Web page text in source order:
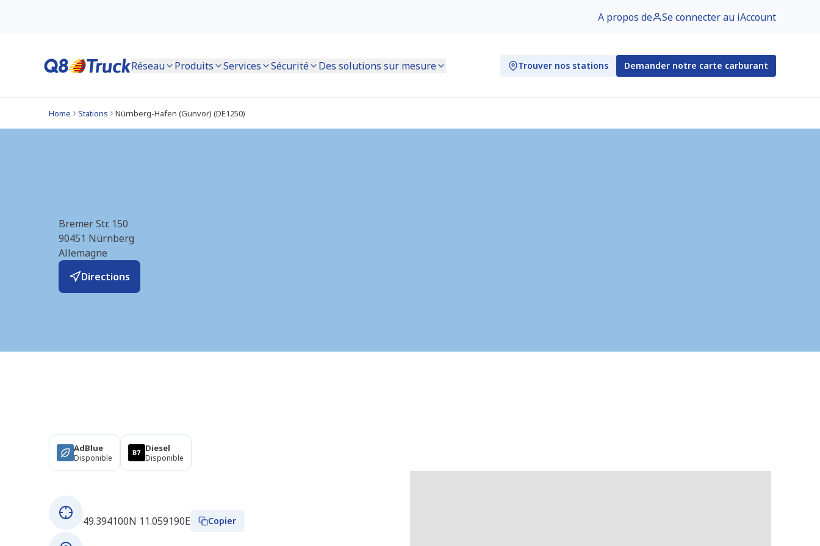
A propos de Se connecter au iAccount
Réseau Produits Services Sécurité Des solutions sur mesure Trouver nos stations Demander notre carte carburant
Home Stations Nürnberg-Hafen (Gunvor) (DE1250)
Bremer Str. 150
90451 Nürnberg
Allemagne
Directions
AdBlue
Disponible
Diesel
Disponible
49.394100N 11.059190E
Copier